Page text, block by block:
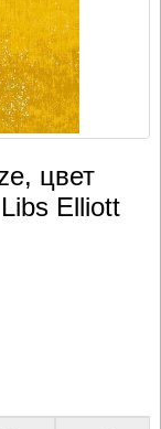
цвет
Elliott